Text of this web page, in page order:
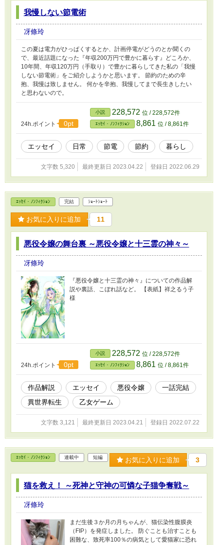
我慢しない節電術
冴條玲
この夏は電力がひっぱくするとか、計画停電がどうのとか聞くの
で、最近話題になった『年収200万円で豊かに暮らす』どころか、
10年間、年収120万円（手取り）で豊かに暮らしてきた私の「我慢
しない節電術」をご紹介しようかと思います。 節約のための辛
抱、我慢は致しません。 何かを辛抱、我慢してまで長生きしたい
と思わないので。
24h.ポイント 0pt
小説 228,572 位 / 228,572件
ｴｯｾｲ・ﾉﾝﾌｨｸｼｮﾝ 8,861 位 / 8,861件
エッセイ 日常 節電 節約 暮らし
文字数 5,320 最終更新日 2023.04.22 登録日 2022.06.29
ｴｯｾｲ・ﾉﾝﾌｨｸｼｮﾝ 完結 ｼｮｰﾄｼｮｰﾄ
お気に入りに追加 11
悪役令嬢の舞台裏 ～悪役令嬢と十三霊の神々～
冴條玲
『悪役令嬢と十三霊の神々』についての作品解
説や裏話、こぼれ話など。 【表紙】祥之るう子
様
24h.ポイント 0pt
小説 228,572 位 / 228,572件
ｴｯｾｲ・ﾉﾝﾌｨｸｼｮﾝ 8,861 位 / 8,861件
作品解説 エッセイ 悪役令嬢
一話完結
異世界転生
乙女ゲーム
文字数 3,121 最終更新日 2023.04.21 登録日 2022.07.22
ｴｯｾｲ・ﾉﾝﾌｨｸｼｮﾝ 連載中 短編 お気に入りに追加 3
猫を救え！ ～死神と守神の可憐な子猫争奪戦～
冴條玲
まだ生後３か月の月ちゃんが、猫伝染性腹膜炎
（FIP）を発症しました。 防ぐことも治すことも
困難な、致死率100％の病気として愛猫家に恐れ